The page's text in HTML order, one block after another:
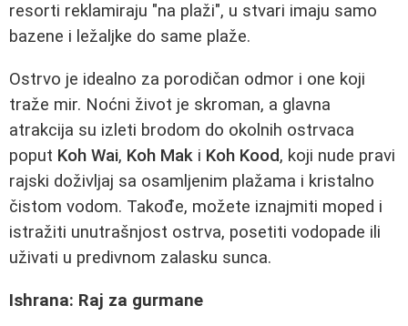
resorti reklamiraju "na plaži", u stvari imaju samo
bazene i ležaljke do same plaže.
Ostrvo je idealno za porodičan odmor i one koji
traže mir. Noćni život je skroman, a glavna
atrakcija su izleti brodom do okolnih ostrvaca
poput Koh Wai, Koh Mak i Koh Kood, koji nude pravi
rajski doživljaj sa osamljenim plažama i kristalno
čistom vodom. Takođe, možete iznajmiti moped i
istražiti unutrašnjost ostrva, posetiti vodopade ili
uživati u predivnom zalasku sunca.
Ishrana: Raj za gurmane